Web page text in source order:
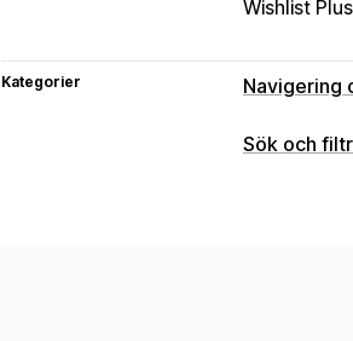
Wishlist Plus
Kategorier Navigering
Menystil
Sök och